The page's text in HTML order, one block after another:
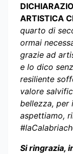
ARTISTICA
quarto di
ormai
grazie ad
e lo dico
resiliente
valore
bellezza, per
aspettiamo,
Si ringrazia,